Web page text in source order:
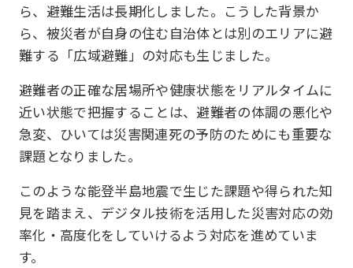
ら、避難生活は長期化しました。こうした背景か
ら、被災者が自身の住む自治体とは別のエリアに避
難する「広域避難」の対応も生じました。
避難者の正確な居場所や健康状態をリアルタイムに
近い状態で把握することは、避難者の体調の悪化や
急変、ひいては災害関連死の予防のためにも重要な
課題となりました。
このような能登半島地震で生じた課題や得られた知
見を踏まえ、デジタル技術を活用した災害対応の効
率化・高度化をしていけるよう対応を進めていま
す。